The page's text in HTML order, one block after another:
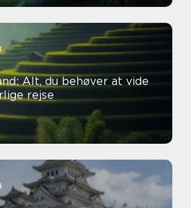
Alt, du behøver at vide
rejse